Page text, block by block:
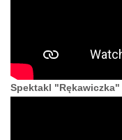
Spektakl "Rękawiczka"